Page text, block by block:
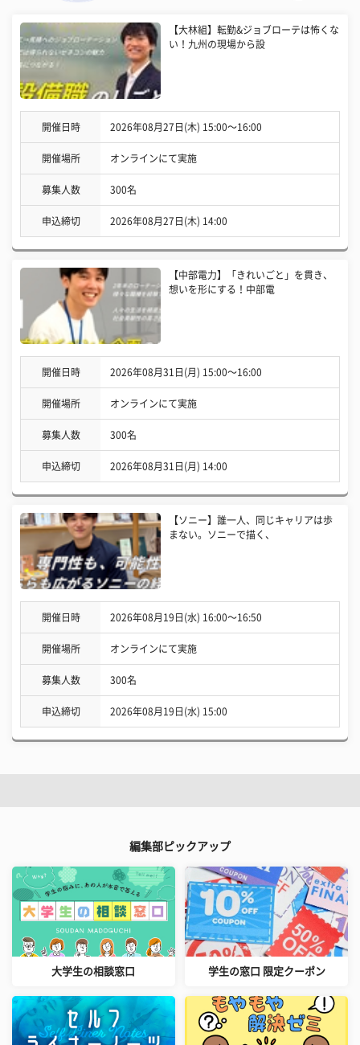
【大林組】転勤&ジョブローテは怖くな
い！九州の現場から設
開催日時 2026年08月27日(木) 15:00〜16:00
開催場所 オンラインにて実施
募集人数 300名
申込締切 2026年08月27日(木) 14:00
【中部電力】「きれいごと」を貫き、
想いを形にする！中部電
開催日時 2026年08月31日(月) 15:00〜16:00
開催場所 オンラインにて実施
募集人数 300名
申込締切 2026年08月31日(月) 14:00
【ソニー】誰一人、同じキャリアは歩
まない。ソニーで描く、
開催日時 2026年08月19日(水) 16:00〜16:50
開催場所 オンラインにて実施
募集人数 300名
申込締切 2026年08月19日(水) 15:00
編集部ピックアップ
大学生の相談窓口 学生の窓口 限定クーポン